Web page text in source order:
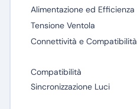
Alimentazione ed Efficienza
Tensione Ventola
Connettività e Compatibilità
Compatibilità
Sincronizzazione Luci